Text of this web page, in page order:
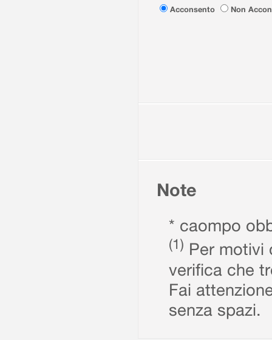
Acconsento
Non
Note
* caompo
(1) Per motivi
verifica che
Fai
senza spazi.